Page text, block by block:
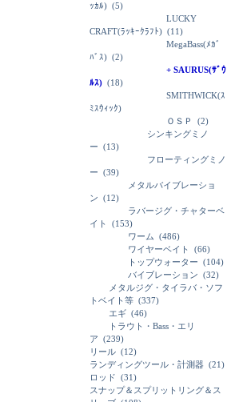
ｯｶﾙ) (5)
LUCKY
CRAFT(ﾗｯｷｰｸﾗﾌﾄ) (11)
MegaBass(ﾒｶﾞ
ﾊﾞｽ) (2)
+ SAURUS(ｻﾞｳ
ﾙｽ) (18)
SMITHWICK(ｽ
ﾐｽｳｨｯｸ)
ＯＳＰ
(2)
シンキングミノ
ー (13)
フローティングミノ
ー (39)
メタルバイブレーショ
ン (12)
ラバージグ・チャターベ
イト
(153)
ワーム (486)
ワイヤーベイト
(66)
トップウォーター (104)
バイブレーション (32)
メタルジグ・タイラバ・ソフ
トベイト等 (337)
エギ (46)
トラウト・Bass・エリ
ア (239)
リール (12)
ランディングツール・計測器 (21)
ロッド (31)
スナップ＆スプリットリング＆ス